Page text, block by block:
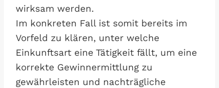
wirksam werden.
Im konkreten Fall ist somit bereits im
Vorfeld zu klären, unter welche
Einkunftsart eine Tätigkeit fällt, um eine
korrekte Gewinnermittlung zu
gewährleisten und nachträgliche